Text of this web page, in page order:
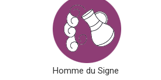
Homme du Signe